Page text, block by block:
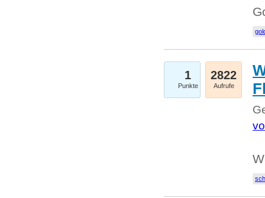
1
Punkte
2822
Aufrufe